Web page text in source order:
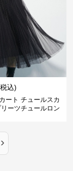
込)
ート チュールスカ
ーツチュールロン
›